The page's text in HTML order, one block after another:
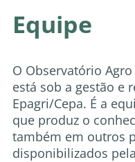
Equipe
O Observatório
está sob a gestão e
Epagri/Cepa. É a
que produz o
também em outros
disponibilizados